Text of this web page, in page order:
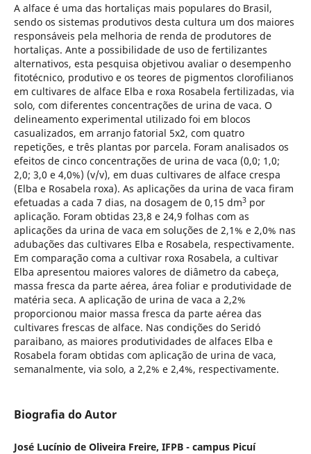
A alface é uma das hortaliças mais populares do Brasil,
sendo os sistemas produtivos desta cultura um dos maiores
responsáveis pela melhoria de renda de produtores de
hortaliças. Ante a possibilidade de uso de fertilizantes
alternativos, esta pesquisa objetivou avaliar o desempenho
fitotécnico, produtivo e os teores de pigmentos clorofilianos
em cultivares de alface Elba e roxa Rosabela fertilizadas, via
solo, com diferentes concentrações de urina de vaca. O
delineamento experimental utilizado foi em blocos
casualizados, em arranjo fatorial 5x2, com quatro
repetições, e três plantas por parcela. Foram analisados os
efeitos de cinco concentrações de urina de vaca (0,0; 1,0;
2,0; 3,0 e 4,0%) (v/v), em duas cultivares de alface crespa
(Elba e Rosabela roxa). As aplicações da urina de vaca firam
efetuadas a cada 7 dias, na dosagem de 0,15 dm3por
aplicação. Foram obtidas 23,8 e 24,9 folhas com as
aplicações da urina de vaca em soluções de 2,1% e 2,0% nas
adubações das cultivares Elba e Rosabela, respectivamente.
Em comparação coma a cultivar roxa Rosabela, a cultivar
Elba apresentou maiores valores de diâmetro da cabeça,
massa fresca da parte aérea, área foliar e produtividade de
matéria seca. A aplicação de urina de vaca a 2,2%
proporcionou maior massa fresca da parte aérea das
cultivares frescas de alface. Nas condições do Seridó
paraibano, as maiores produtividades de alfaces Elba e
Rosabela foram obtidas com aplicação de urina de vaca,
semanalmente, via solo, a 2,2% e 2,4%, respectivamente.
Biografia do Autor
José Lucínio de Oliveira Freire, IFPB - campus Picuí